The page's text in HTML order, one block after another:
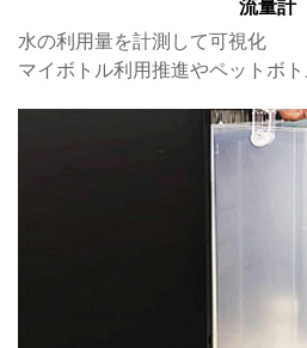
流量計
水の利用量を計測して可視化
マイボトル利用推進やペットボ